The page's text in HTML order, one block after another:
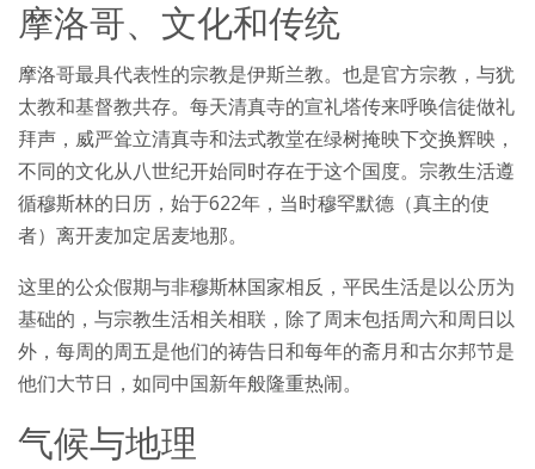
摩洛哥、文化和传统
摩洛哥最具代表性的宗教是伊斯兰教。也是官方宗教，与犹
太教和基督教共存。每天清真寺的宣礼塔传来呼唤信徒做礼
拜声，威严耸立清真寺和法式教堂在绿树掩映下交换辉映，
不同的文化从八世纪开始同时存在于这个国度。宗教生活遵
循穆斯林的日历，始于622年，当时穆罕默德（真主的使
者）离开麦加定居麦地那。
这里的公众假期与非穆斯林国家相反，平民生活是以公历为
基础的，与宗教生活相关相联，除了周末包括周六和周日以
外，每周的周五是他们的祷告日和每年的斋月和古尔邦节是
他们大节日，如同中国新年般隆重热闹。
气候与地理